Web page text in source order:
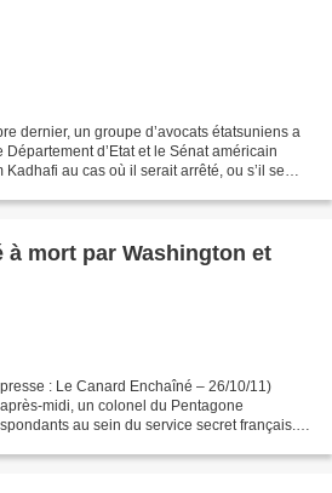
dernier, un groupe d’avocats étatsuniens a
d’Etat et le Sénat américain
au cas où il serait arrêté, ou s’il se
à mort par Washington et
: Le Canard Enchaîné – 26/10/11)
midi, un colonel du Pentagone
au sein du service secret français.